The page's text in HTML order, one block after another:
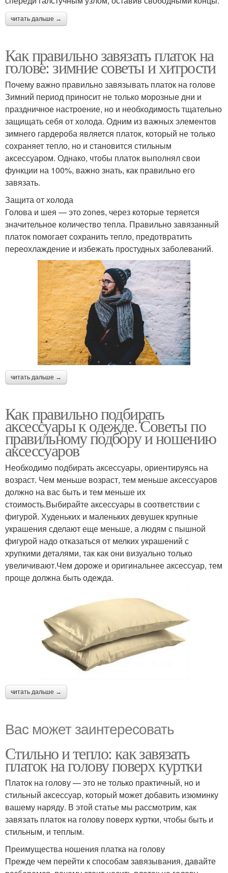
читать дальше →
Как правильно завязать платок на
голове: зимние советы и хитрости
Почему важно правильно завязывать платок на голове
Зимний период приносит не только морозные дни и
праздничное настроение, но и необходимость тщательно
защищать себя от холода. Одним из важных элементов
зимнего гардероба является платок, который не только
сохраняет тепло, но и становится стильным
аксессуаром. Однако, чтобы платок выполнял свои
функции на 100%, важно знать, как правильно его
завязать.
Защита от холода
Голова и шея — это zones, через которые теряется
значительное количество тепла. Правильно завязанный
платок помогает сохранить тепло, предотвратить
переохлаждение и избежать простудных заболеваний.
читать дальше →
Как правильно подбирать
аксессуары к одежде. Советы по
правильному подбору и ношению
аксессуаров
Необходимо подбирать аксессуары, ориентируясь на
возраст. Чем меньше возраст, тем меньше аксессуаров
должно на вас быть и тем меньше их
стоимость.Выбирайте аксессуары в соответствии с
фигурой. Худеньких и маленьких девушек крупные
украшения сделают еще меньше, а людям с пышной
фигурой надо отказаться от мелких украшений с
хрупкими деталями, так как они визуально только
увеличивают.Чем дороже и оригинальнее аксессуар, тем
проще должна быть одежда.
читать дальше →
Вас может заинтересовать
Стильно и тепло: как завязать
платок на голову поверх куртки
Платок на голову — это не только практичный, но и
стильный аксессуар, который может добавить изюминку
вашему наряду. В этой статье мы рассмотрим, как
завязать платок на голову поверх куртки, чтобы быть и
стильным, и теплым.
Преимущества ношения платка на голову
Прежде чем перейти к способам завязывания, давайте